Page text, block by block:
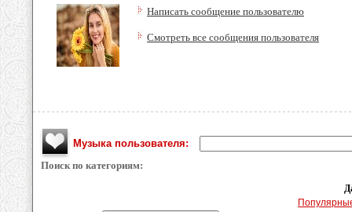
Написать сообщение пользователю
Смотреть все сообщения пользователя
Музыка пользователя:
Поиск по категориям: